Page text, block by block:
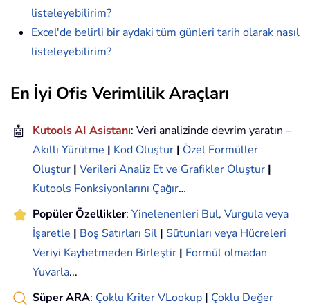
listeleyebilirim?
Excel'de belirli bir aydaki tüm günleri tarih olarak nasıl
listeleyebilirim?
En İyi Ofis Verimlilik Araçları
🤖 Kutools AI Asistanı: Veri analizinde devrim yaratın –
Akıllı Yürütme | Kod Oluştur | Özel Formüller
Oluştur | Verileri Analiz Et ve Grafikler Oluştur |
Kutools Fonksiyonlarını Çağır…
Popüler Özellikler: Yinelenenleri Bul, Vurgula veya
İşaretle | Boş Satırları Sil | Sütunları veya Hücreleri
Veriyi Kaybetmeden Birleştir | Formül olmadan
Yuvarla...
Süper ARA: Çoklu Kriter VLookup | Çoklu Değer